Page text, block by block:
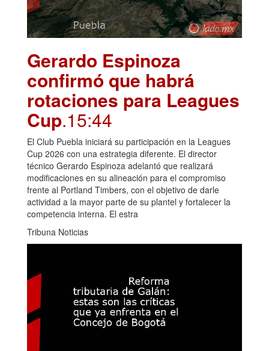
Gerardo Espinoza
confirmó que habrá
rotaciones para Leagues
Cup.15:44
El Club Puebla iniciará su participación en la Leagues
Cup 2026 con una estrategia diferente. El director
técnico Gerardo Espinoza adelantó que realizará
modificaciones en su alineación para el compromiso
frente al Portland Timbers, con el objetivo de darle
actividad a la mayor parte de su plantel y fortalecer la
competencia interna. El estra
Tribuna Noticias